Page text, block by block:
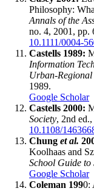
Philosophy:
Annals of the
no. 4, 2001, pp.
10.1111/0004-
Castells 1989:
Information
Urban-Regional
1989.
Google Scholar
Castells 2000:
Society, 2nd
10.1108/
Chung et al.
Koolhaas and
School Guide to
Google Scholar
Coleman 1990: